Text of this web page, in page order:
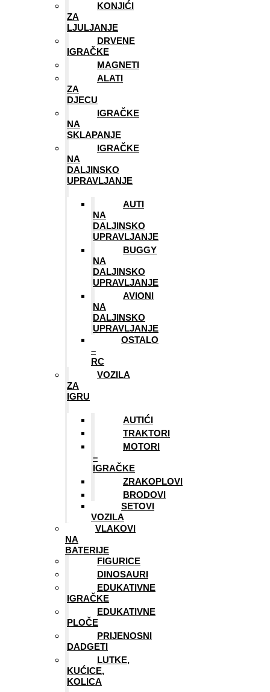
KONJIĆI
ZA
LJULJANJE
DRVENE
IGRAČKE
MAGNETI
ALATI
ZA
DJECU
IGRAČKE
NA
SKLAPANJE
IGRAČKE
NA
DALJINSKO
UPRAVLJANJE
AUTI
NA
DALJINSKO
UPRAVLJANJE
BUGGY
NA
DALJINSKO
UPRAVLJANJE
AVIONI
NA
DALJINSKO
UPRAVLJANJE
OSTALO
–
RC
VOZILA
ZA
IGRU
AUTIĆI
TRAKTORI
MOTORI
–
IGRAČKE
ZRAKOPLOVI
BRODOVI
SETOVI
VOZILA
VLAKOVI
NA
BATERIJE
FIGURICE
DINOSAURI
EDUKATIVNE
IGRAČKE
EDUKATIVNE
PLOČE
PRIJENOSNI
DADGETI
LUTKE,
KUĆICE,
KOLICA